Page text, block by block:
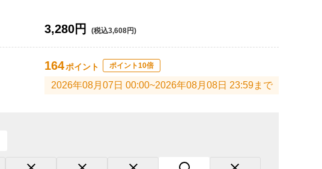
3,280円 (税込3,608円)
164ポイント ポイント10倍
2026年08月07日 00:00~2026年08月08日 23:59まで